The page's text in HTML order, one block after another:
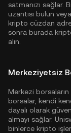
satmanızı sağlar.
uzantısı bulun
kripto cüzdan
sonra burada
alın.
Merkeziyetsiz
Merkezi
borsalar, kendi
dayalı olarak
almayı sağlar.
binlerce kripto